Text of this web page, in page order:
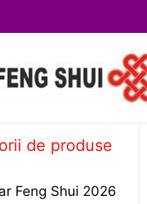
de produse
Feng Shui 2026